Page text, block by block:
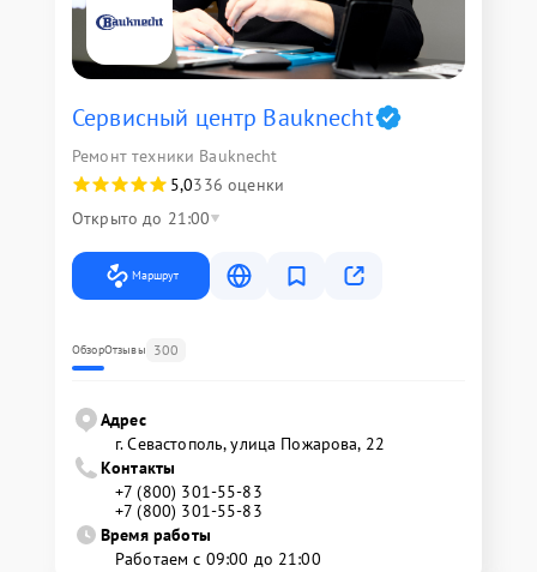
Сервисный центр Bauknecht
Ремонт техники Bauknecht
5,0336 оценки
Открыто до 21:00
Маршрут
ОбзорОтзывы 300
Адрес
г. Севастополь, улица Пожарова, 22
Контакты
+7 (800) 301-55-83
+7 (800) 301-55-83
Время работы
Работаем с 09:00 до 21:00